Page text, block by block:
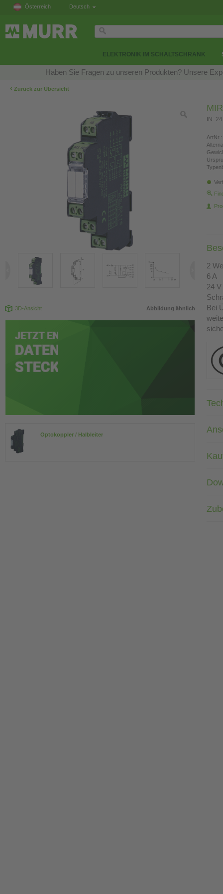
Österreich Deutsch
ELEKTRONIK IM SCHALTSCHRANK
Haben Sie Fragen zu unseren Produkten? Unsere
‹ Zurück zur Übersicht
3D-Ansicht Abbildung ähnlich
Optokoppler / Halbleiter
IN:
ArtNr.:
2
6 A
24
Bei